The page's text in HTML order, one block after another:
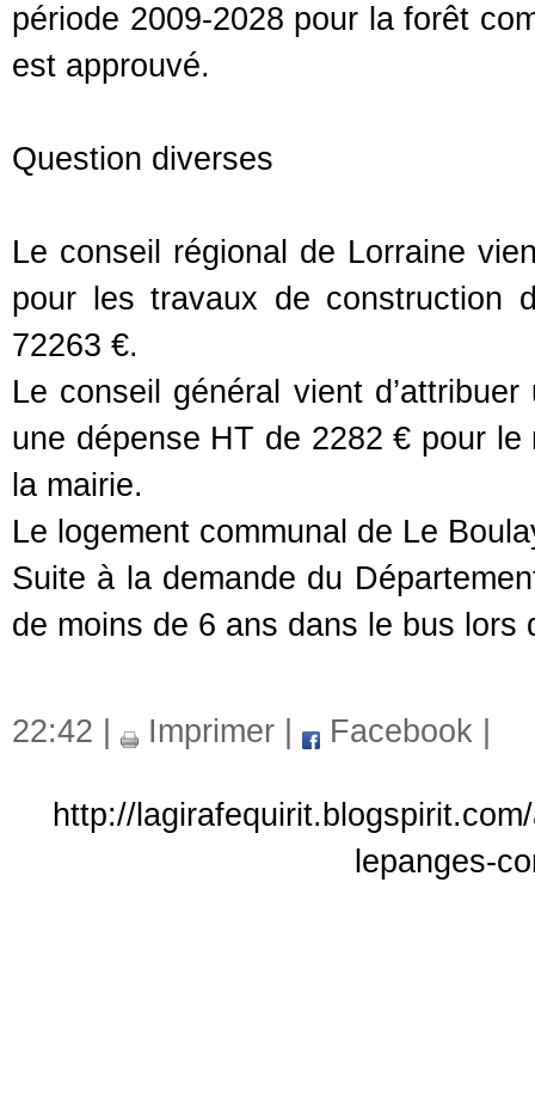
période 2009-2028 pour la forêt
est approuvé.
Question diverses
Le conseil régional de Lorraine
pour les travaux de construction
72263 €.
Le conseil général vient
une dépense HT de 2282 € pour
la mairie.
Le logement communal de Le
Suite à la demande du
de moins de 6 ans dans le bus lors
22:42 | Imprimer Facebook
http://
lepanges-